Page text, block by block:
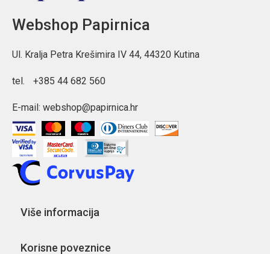
Webshop Papirnica
Ul. Kralja Petra Krešimira IV 44, 44320 Kutina
tel. +385 44 682 560
E-mail: webshop@papirnica.hr
Više informacija
Korisne poveznice